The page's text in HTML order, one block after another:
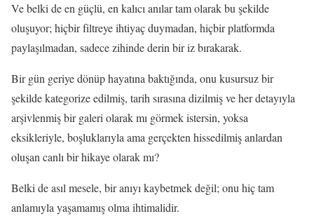
Ve belki de en güçlü, en kalıcı anılar tam olarak bu şekilde
oluşuyor; hiçbir filtreye ihtiyaç duymadan, hiçbir platformda
paylaşılmadan, sadece zihinde derin bir iz bırakarak.
Bir gün geriye dönüp hayatına baktığında, onu kusursuz bir
şekilde kategorize edilmiş, tarih sırasına dizilmiş ve her detayıyla
arşivlenmiş bir galeri olarak mı görmek istersin, yoksa
eksikleriyle, boşluklarıyla ama gerçekten hissedilmiş anlardan
oluşan canlı bir hikaye olarak mı?
Belki de asıl mesele, bir anıyı kaybetmek değil; onu hiç tam
anlamıyla yaşamamış olma ihtimalidir.